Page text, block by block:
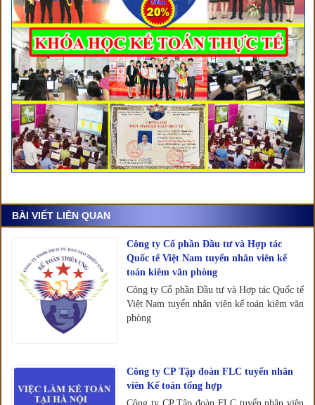
BÀI VIẾT LIÊN QUAN
Công ty Cổ phần Đầu tư và Hợp tác
Quốc tế Việt Nam tuyển nhân viên kế
toán kiêm văn phòng
Công ty Cổ phần Đầu tư và Hợp tác Quốc tế
Việt Nam tuyển nhân viên kế toán kiêm văn
phòng
Công ty CP Tập đoàn FLC tuyển nhân
viên Kế toán tổng hợp